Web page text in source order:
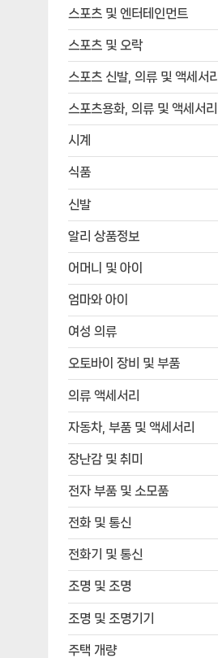
스포츠 및 엔터테인먼트
스포츠 및 오락
스포츠 신발, 의류 및 액세서리
스포츠용화, 의류 및 액세서리
시계
식품
신발
알리 상품정보
어머니 및 아이
엄마와 아이
여성 의류
오토바이 장비 및 부품
의류 액세서리
자동차, 부품 및 액세서리
장난감 및 취미
전자 부품 및 소모품
전화 및 통신
전화기 및 통신
조명 및 조명
조명 및 조명기기
주택 개량